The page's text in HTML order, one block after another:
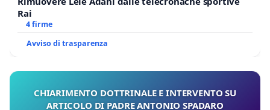
Rai
4 firme
Avviso di trasparenza
CHIARIMENTO DOTTRINALE E INTERVENTO SU
ARTICOLO DI PADRE ANTONIO SPADARO